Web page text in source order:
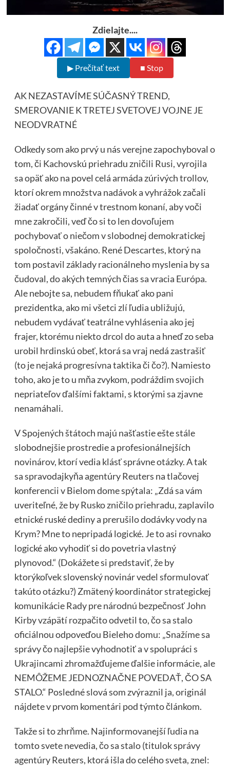
Zdielajte....
▶ Prečítať text ■ Stop
AK NEZASTAVÍME SÚČASNÝ TREND,
SMEROVANIE K TRETEJ SVETOVEJ VOJNE JE
NEODVRATNÉ
Odkedy som ako prvý u nás verejne zapochyboval o
tom, či Kachovskú priehradu zničili Rusi, vyrojila
sa opäť ako na povel celá armáda zúrivých trollov,
ktorí okrem množstva nadávok a vyhrážok začali
žiadať orgány činné v trestnom konaní, aby voči
mne zakročili, veď čo si to len dovoľujem
pochybovať o niečom v slobodnej demokratickej
spoločnosti, všakáno. René Descartes, ktorý na
tom postavil základyracionálneho myslenia by sa
čudoval, do akých temných čias sa vracia Európa.
Ale nebojte sa, nebudem fňukať ako pani
prezidentka, ako mi všetci zlí ľudia ubližujú,
nebudem vydávať teatrálne vyhlásenia ako jej
frajer, ktorému niekto drcol do auta a hneď zo seba
urobil hrdinskú obeť, ktorá sa vraj nedá zastrašiť
(to je nejaká progresívna taktika či čo?). Namiesto
toho, ako je to u mňa zvykom, podráždim svojich
nepriateľov ďalšími faktami, s ktorými sa zjavne
nenamáhali.
V Spojených štátoch majú našťastie ešte stále
slobodnejšie prostredie a profesionálnejších
novinárov, ktorí vedia klásť správne otázky. A tak
sa spravodajkyňa agentúry Reuters na tlačovej
konferencii v Bielom dome spýtala: „Zdá sa vám
uveriteľné, že by Rusko zničilo priehradu, zaplavilo
etnické ruské dediny a prerušilo dodávky vody na
Krym? Mne to nepripadá logické. Je to asi rovnako
logické ako vyhodiť si do povetria vlastný
plynovod.“ (Dokážete si predstaviť, že by
ktorýkoľvek slovenský novinár vedel sformulovať
takúto otázku?) Zmätený koordinátor strategickej
komunikácie Rady pre národnú bezpečnosť John
Kirby vzápätí rozpačito odvetil to, čo sa stalo
oficiálnou odpoveďou Bieleho domu: „Snažíme sa
správy čo najlepšie vyhodnotiť a v spolupráci s
Ukrajincami zhromažďujeme ďalšie informácie, ale
NEMÔŽEME JEDNOZNAČNE POVEDAŤ, ČO SA
STALO.“ Posledné slová som zvýraznil ja, originál
nájdete v prvom komentári pod týmto článkom.
Takže si to zhrňme. Najinformovanejší ľudia na
tomto svete nevedia, čo sa stalo (titulok správy
agentúry Reuters, ktorá išla do celého sveta, znel: